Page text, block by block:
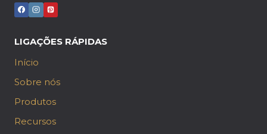
LIGAÇÕES RÁPIDAS
Início
Sobre nós
Produtos
Recursos